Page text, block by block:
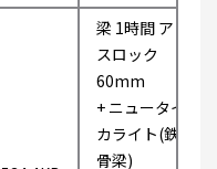
梁 1時間 ア
スロック
60mm
+ ニュータイ
カライト(鉄
骨梁)